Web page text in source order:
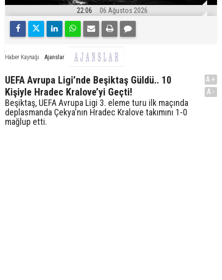
22:06 06 Ağustos 2026
Haber Kaynağı Ajanslar
UEFA Avrupa Ligi’nde Beşiktaş Güldü.. 10
Kişiyle Hradec Kralove’yi Geçti!
Beşiktaş, UEFA Avrupa Ligi 3. eleme turu ilk maçında
deplasmanda Çekya'nın Hradec Kralove takımını 1-0
mağlup etti.
A+
A-